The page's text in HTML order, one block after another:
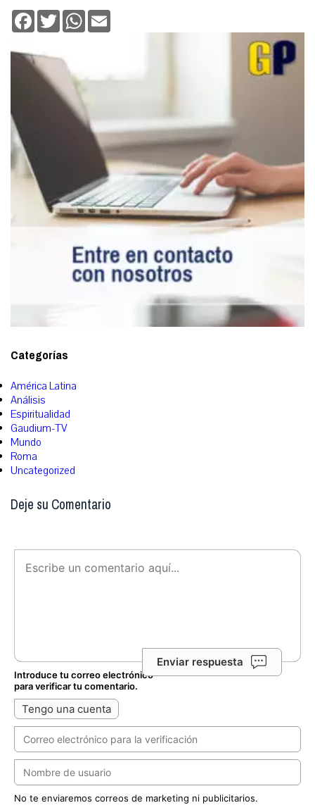
Facebook
TwitterWhatsApp
Categorías
América Latina
Análisis
Espiritualidad
Gaudium-TV
Mundo
Roma
Uncategorized
Deje su Comentario
Enviar respuesta
Introduce tu correo electrónico
para verificar tu comentario.
Tengo una cuenta
No te enviaremos correos de marketing ni publicitarios.